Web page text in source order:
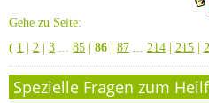
Gehe zu Seite:
( 1 2 3 85 86 87 214 215
Spezielle Fragen zum